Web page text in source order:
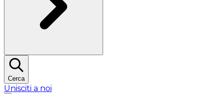
Cerca
Unisciti a noi